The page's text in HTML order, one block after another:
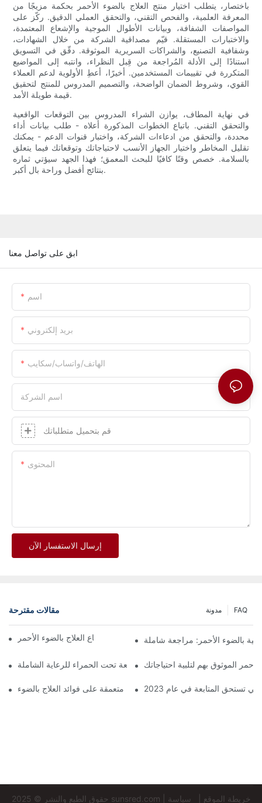
باختصار، يتطلب اختيار منتج العلاج بالضوء الأحمر بحكمة مزيجًا من
المعرفة العلمية، والفحص التقني، والتحقق العملي الدقيق. ركّز على
المواصفات الشفافة، وبيانات الأطوال الموجية والإشعاع المعتمدة،
والاختبارات المستقلة. قيّم مصداقية الشركة من خلال الشهادات،
وشفافية التصنيع، والشراكات السريرية الموثوقة. دقّق في التسويق
استنادًا إلى الأدلة المُراجعة من قِبل النظراء، وانتبه إلى المواضيع
المتكررة في تقييمات المستخدمين. أخيرًا، أعطِ الأولوية لدعم العملاء
القوي، وشروط الضمان الواضحة، والتصميم المدروس للمنتج لتحقيق
قيمة طويلة الأمد.
في نهاية المطاف، يوازن الشراء المدروس بين التوقعات الواقعية
والتحقق التقني. باتباع الخطوات المذكورة أعلاه - طلب بيانات أداء
محددة، والتحقق من ادعاءات الشركة، واختبار قنوات الدعم - يمكنك
تقليل المخاطر واختيار الجهاز الأنسب لاحتياجاتك وتوقعاتك فيما يتعلق
بالسلامة. خصص وقتًا كافيًا للبحث المعمق؛ فهذا الجهد سيؤتي ثماره
بنتائج أفضل وراحة بال أكبر.
ابق على تواصل معنا
اسم
بريد إلكتروني
الهاتف/واتساب/سكايب
اسم الشركة
قم بتحميل متطلباتك
المحتوى
إرسال الاستفسار الآن
مقالات مقترحة FAQ مدونة
اكتشف فوائد استخدام قناع العلاج بالضوء الأحمربالضوء الأحمر: مراجعة شاملة
أفضل أجهزة العلاج بالضوء الأحمر والأشعة تحت الحمراء للرعاية الشاملة
الموثوق بهم لتلبية احتياجاتك
نظرة متعمقة على فوائد العلاج بالضوء LED للوجه
تستحق المتابعة في عام 2023
sunsred.com خريطة الموقع سياسة